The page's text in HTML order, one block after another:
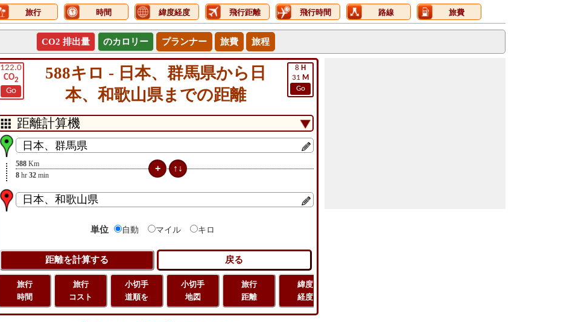
旅行 時間 緯度経度 飛行距離 飛行時間 路線 旅費
CO2 排出量 のカロリー プランナー 旅費 旅程
122.0
CO2
Go
8 H
31 M
Go
588キロ - 日本、群馬県から日
本、和歌山県までの距離
588 Km
8 hr 32 min
単位 自動 マイル キロ
旅行
時間
旅行
コスト
小切手
道順を
小切手
地図
旅行
距離
緯度
経度